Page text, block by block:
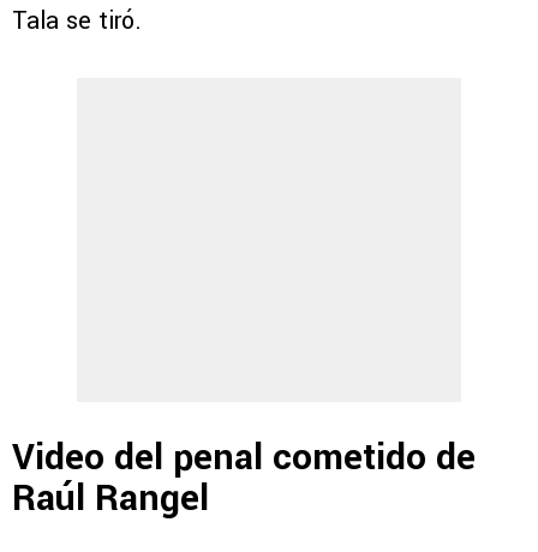
Tala se tiró.
Video del penal cometido de
Raúl Rangel